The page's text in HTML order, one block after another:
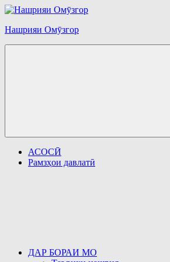
Перейти
содержимому
Нашрияи Омӯзгор
АСОСӢ
Рамзҳои давлатӣ
ДАР БОРАИ МО